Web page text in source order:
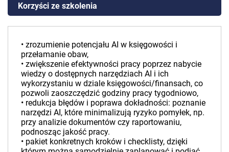
Korzyści ze szkolenia
• zrozumienie potencjału AI w księgowości i
przełamanie obaw,
• zwiększenie efektywności pracy poprzez nabycie
wiedzy o dostępnych narzędziach AI i ich
wykorzystaniu w dziale księgowości/finansach, co
pozwoli zaoszczędzić godziny pracy tygodniowo,
• redukcja błędów i poprawa dokładności: poznanie
narzędzi AI, które minimalizują ryzyko pomyłek, np.
przy analizie dokumentów czy raportowaniu,
podnosząc jakość pracy.
• pakiet konkretnych kroków i checklisty, dzięki